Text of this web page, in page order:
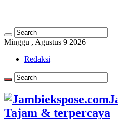
Minggu , Agustus 9 2026
Redaksi
Tajam & terpercaya